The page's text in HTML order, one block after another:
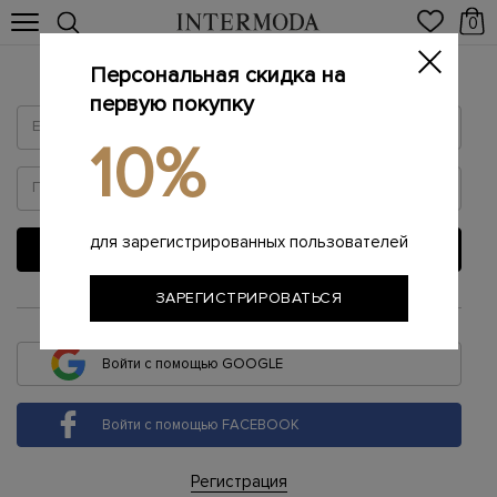
0
Войти
ВОЙТИ
или
Войти с помощью GOOGLE
Войти с помощью FACEBOOK
Регистрация
Персональная скидка на
первую покупку
10%
для зарегистрированных пользователей
ЗАРЕГИСТРИРОВАТЬСЯ